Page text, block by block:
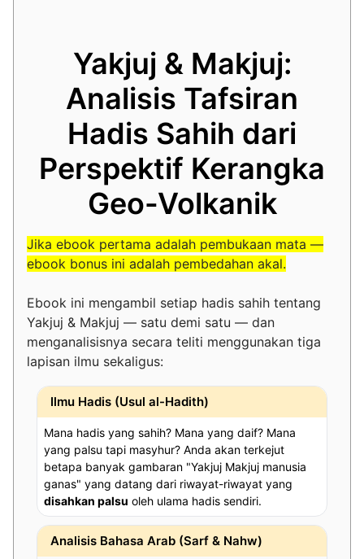
Yakjuj & Makjuj:
Analisis Tafsiran
Hadis Sahih dari
Perspektif Kerangka
Geo-Volkanik
Jika ebook pertama adalah pembukaan mata —
ebook bonus ini adalah pembedahan akal.
Ebook ini mengambil setiap hadis sahih tentang
Yakjuj & Makjuj — satu demi satu — dan
menganalisisnya secara teliti menggunakan tiga
lapisan ilmu sekaligus:
Ilmu Hadis (Usul al-Hadith)
Mana hadis yang sahih? Mana yang daif? Mana
yang palsu tapi masyhur? Anda akan terkejut
betapa banyak gambaran "Yakjuj Makjuj manusia
ganas" yang datang dari riwayat-riwayat yang
disahkan palsu oleh ulama hadis sendiri.
Analisis Bahasa Arab (Sarf & Nahw)